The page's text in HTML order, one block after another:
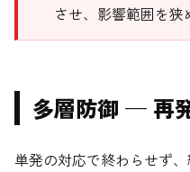
させ、影響範囲を狭
多層防御 — 再
単発の対応で終わらせず